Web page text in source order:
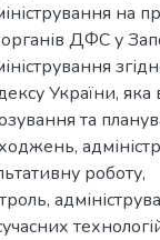
на
ДФС у
України,
та
роботу,